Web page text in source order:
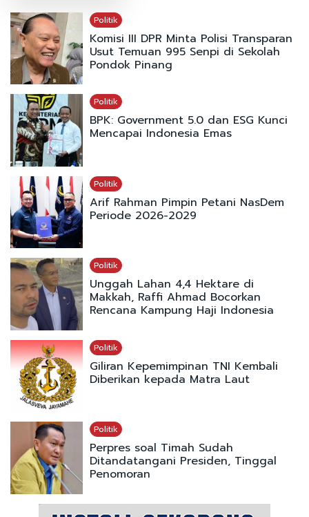
Politik
Komisi III DPR Minta Polisi Transparan
Usut Temuan 995 Senpi di Sekolah
Pondok Pinang
Politik
BPK: Government 5.0 dan ESG Kunci
Mencapai Indonesia Emas
Politik
Arif Rahman Pimpin Petani NasDem
Periode 2026-2029
Politik
Unggah Lahan 4,4 Hektare di
Makkah, Raffi Ahmad Bocorkan
Rencana Kampung Haji Indonesia
Politik
Giliran Kepemimpinan TNI Kembali
Diberikan kepada Matra Laut
Politik
Perpres soal Timah Sudah
Ditandatangani Presiden, Tinggal
Penomoran